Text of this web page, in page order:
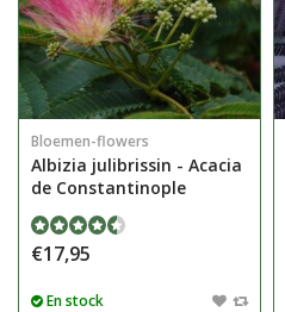
Bloemen-flowers
Albizia julibrissin - Acacia
de Constantinople
€17,95
En stock